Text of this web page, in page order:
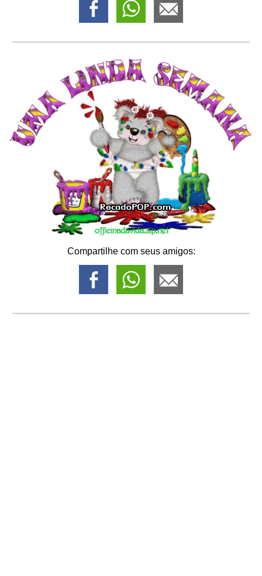
Compartilhe com seus amigos: